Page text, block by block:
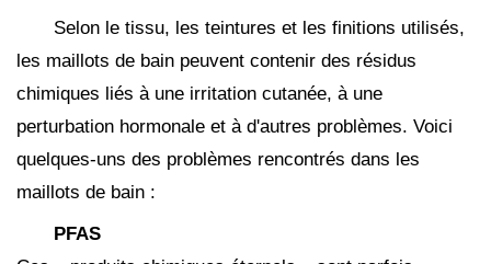
Selon le tissu, les teintures et les finitions utilisés,
les maillots de bain peuvent contenir des résidus
chimiques liés à une irritation cutanée, à une
perturbation hormonale et à d'autres problèmes. Voici
quelques-uns des problèmes rencontrés dans les
maillots de bain :
PFAS